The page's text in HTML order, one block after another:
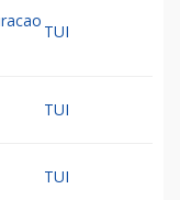
TUI
TUI
TUI